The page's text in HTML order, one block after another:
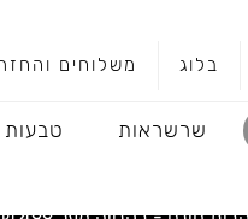
בלוג משלוחים
שרשראות טבעות